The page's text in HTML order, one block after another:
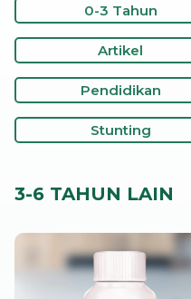
0-3 Tahun
Artikel
Pendidikan
Stunting
3-6 TAHUN LAIN